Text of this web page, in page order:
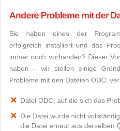
Andere Probleme mit der
Sie haben eines der
erfolgreich installiert und das
immer noch vorhanden? Dieser
haben – wir stellen einige
Probleme mit den Dateien ODC:
Datei ODC, auf die sich das
Die Datei wurde nicht
die Datei erneut aus derselben